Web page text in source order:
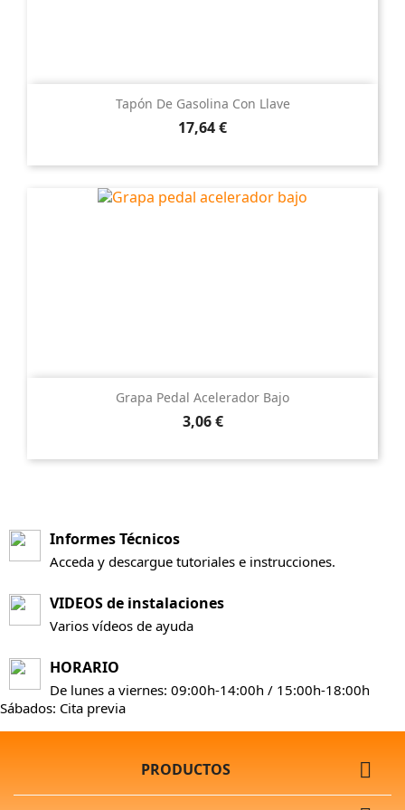
Tapón De Gasolina Con Llave
Precio
17,64 €
Grapa Pedal Acelerador Bajo
Precio
3,06 €
Informes Técnicos
Acceda y descargue tutoriales e instrucciones.
VIDEOS de instalaciones
Varios vídeos de ayuda
HORARIO
De lunes a viernes: 09:00h-14:00h / 15:00h-18:00h
Sábados: Cita previa
PRODUCTOS 